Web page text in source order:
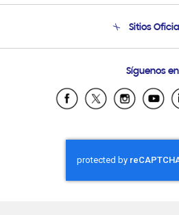
Soporte vía
Sitios
Samsung
Samsung El
Samsung
Samsung
Samsung
Síguenos